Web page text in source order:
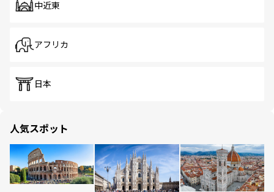
中近東
アフリカ
日本
人気スポット